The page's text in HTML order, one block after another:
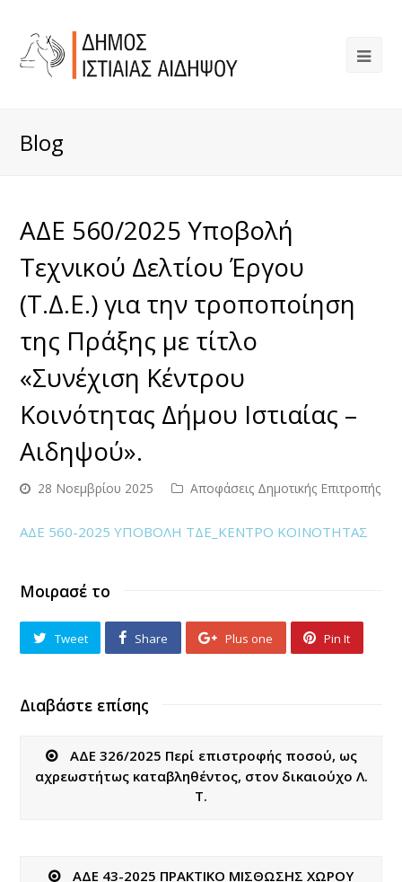
Blog
ΑΔΕ 560/2025 Υποβολή
Τεχνικού Δελτίου Έργου
(Τ.Δ.Ε.) για την τροποποίηση
της Πράξης με τίτλο
«Συνέχιση Κέντρου
Κοινότητας Δήμου Ιστιαίας –
Αιδηψού».
28 Νοεμβρίου 2025 Αποφάσεις Δημοτικής Επιτροπής
ΑΔΕ 560-2025 ΥΠΟΒΟΛΗ ΤΔΕ_ΚΕΝΤΡΟ ΚΟΙΝΟΤΗΤΑΣ
Μοιρασέ το
Tweet Share Plus one Pin It
Διαβάστε επίσης
ΑΔΕ 326/2025 Περί επιστροφής ποσού, ως
αχρεωστήτως καταβληθέντος, στον δικαιούχο Λ.
Τ.
ΑΔΕ 43-2025 ΠΡΑΚΤΙΚΟ ΜΙΣΘΩΣΗΣ ΧΩΡΟΥ